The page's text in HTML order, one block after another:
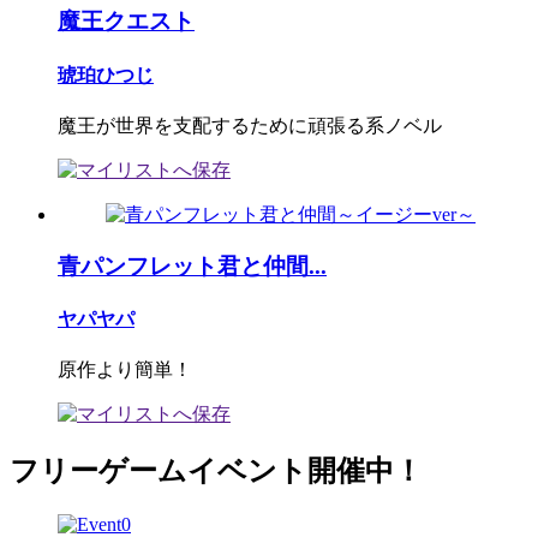
魔王クエスト
琥珀ひつじ
魔王が世界を支配するために頑張る系ノベル
青パンフレット君と仲間...
ヤパヤパ
原作より簡単！
フリーゲームイベント開催中！